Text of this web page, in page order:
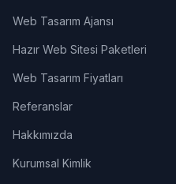
Web Tasarım Ajansı
Hazır Web Sitesi Paketleri
Web Tasarım Fiyatları
Referanslar
Hakkımızda
Kurumsal Kimlik